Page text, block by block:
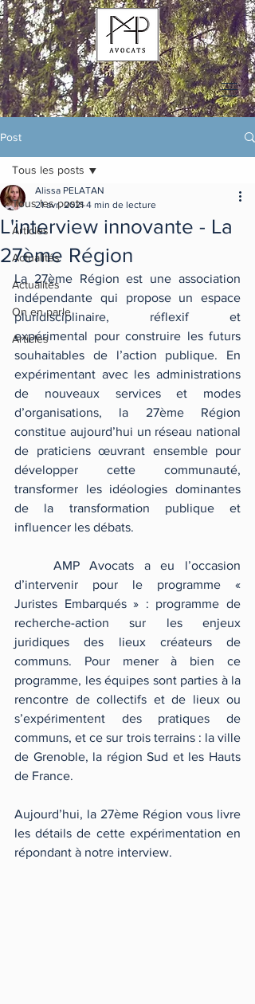
Post
Tous les posts
Articles
Actualités
Actualités
On en parle
Articles
Tous les posts
L'interview innovante - La
27ème Région
Alissa PELATAN
21 avr. 2021 4 min de lecture
La 27ème Région est une association
indépendante qui propose un espace
pluridisciplinaire, réflexif et
expérimental pour construire les futurs
souhaitables de l’action publique. En
expérimentant avec les administrations
de nouveaux services et modes
d’organisations, la 27ème Région
constitue aujourd’hui un réseau national
de praticiens œuvrant ensemble pour
développer cette communauté,
transformer les idéologies dominantes
de la transformation publique et
influencer les débats.
d’intervenir pour le programme «
Juristes Embarqués » : programme de
recherche-action sur les enjeux
juridiques des lieux créateurs de
communs. Pour mener à bien ce
programme, les équipes sont parties à la
rencontre de collectifs et de lieux ou
s’expérimentent des pratiques de
communs, et ce sur trois terrains : la ville
de Grenoble, la région Sud et les Hauts
de France.
Aujourd’hui, la 27ème Région vous livre
les détails de cette expérimentation en
répondant à notre interview.